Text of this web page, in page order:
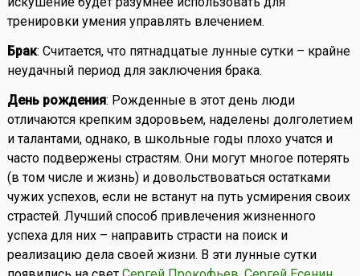
тренировки умения управлять влечением.
Брак: Считается, что пятнадцатые лунные сутки – крайне
неудачный период для заключения брака.
День рождения: Рожденные в этот день люди
отличаются крепким здоровьем, наделены долголетием
и талантами, однако, в школьные годы плохо учатся и
часто подвержены страстям. Они могут многое потерять
(в том числе и жизнь) и довольствоваться остатками
чужих успехов, если не встанут на путь усмирения своих
страстей. Лучший способ привлечения жизненного
успеха для них – направить страсти на поиск и
реализацию дела своей жизни. В эти лунные сутки